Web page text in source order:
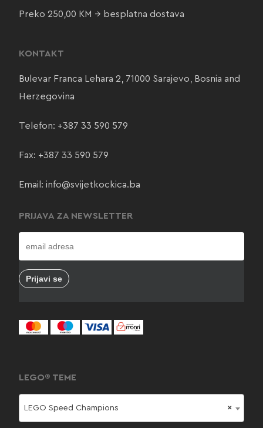
Preko 250,00 KM → besplatna dostava
KONTAKT
Bulevar Franca Lehara 2, 71000 Sarajevo, Bosnia and
Herzegovina
Telefon: +387 33 590 579
Fax: +387 33 590 579
Email: info@svijetkockica.ba
PRIJAVA ZA NEWSLETTER
LEGO® TEME
×
LEGO Speed Champions